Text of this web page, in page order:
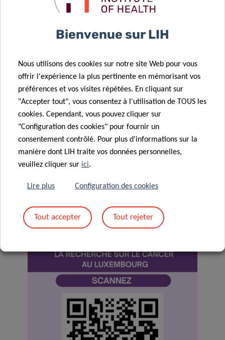
le questionnaire est disponible en anglais, français,
Les questions sont ouvertes : il n’y a pas de bonnes ou
de mauvaises réponses 🗒️
Ce qui nous intéresse, c’est ce qui compte pour vous.
Participez aujourd’hui !
Vous pouvez vous arrêter à tout moment avant de valider
et n’êtes pas obligé de finir le questionnaire. Vos réponses
étant totalement anonymes, elles ne peuvent pas vous
être associées et elles ne pourront pas être supprimées
une fois le questionnaire envoyé.
Bienvenue sur LIH
Nous utilisons des cookies sur notre site Web pour vous
offrir l'expérience la plus pertinente en mémorisant vos
préférences et vos visites répétées. En cliquant sur
"Accepter tout", vous consentez à l'utilisation de TOUS les
cookies. Cependant, vous pouvez cliquer sur
"Configuration des cookies" pour fournir un
consentement contrôlé. Pour plus d'informations sur la
manière dont LIH traite vos données personnelles,
veuillez cliquer sur ici.
Lire plus Configuration des cookies
Tout accepter Tout rejeter